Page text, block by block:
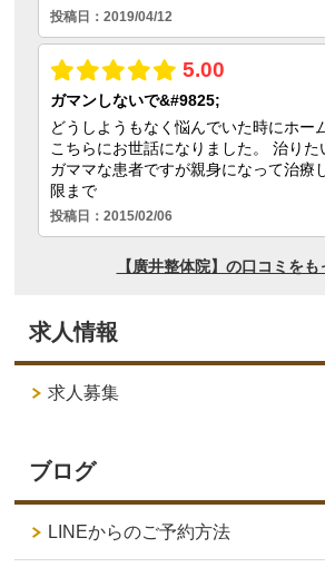
求人情報
求人募集
ブログ
LINEからのご予約方法